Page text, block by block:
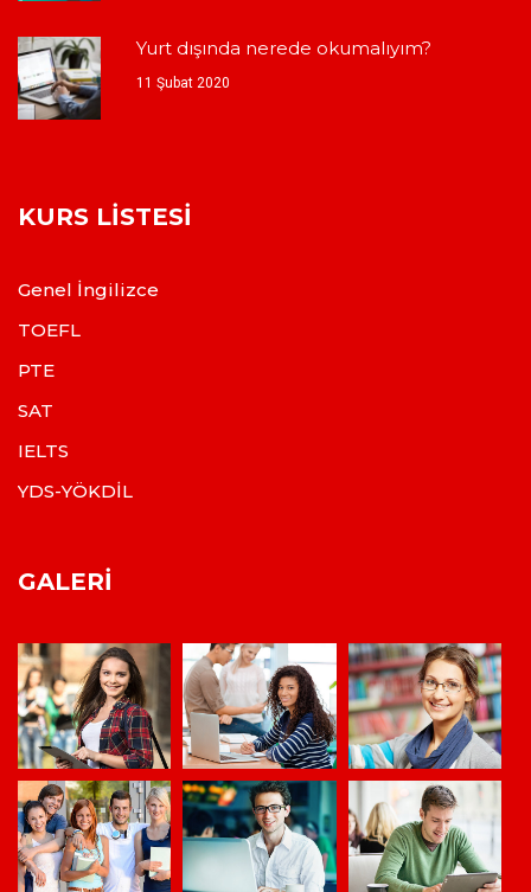
Yurt dışında nerede okumalıyım?
11 Şubat 2020
KURS LISTESI
Genel İngilizce
TOEFL
PTE
SAT
IELTS
YDS-YÖKDİL
GALERI